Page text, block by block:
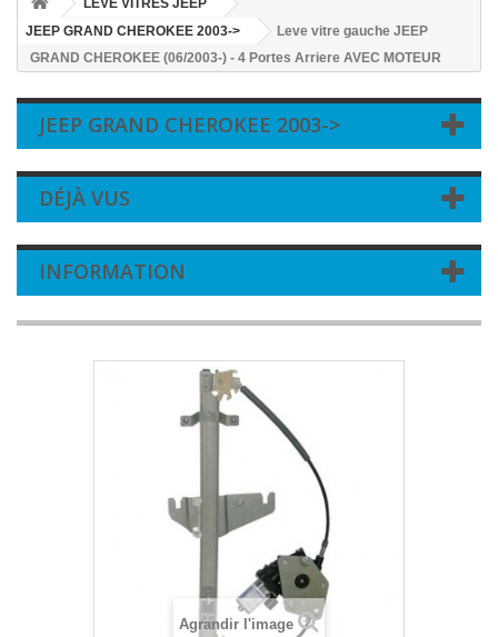
LEVE VITRES JEEP
JEEP GRAND CHEROKEE 2003->
Leve vitre gauche JEEP
GRAND CHEROKEE (06/2003-) - 4 Portes Arriere AVEC MOTEUR
JEEP GRAND CHEROKEE 2003->
DÉJÀ VUS
INFORMATION
Agrandir l'image